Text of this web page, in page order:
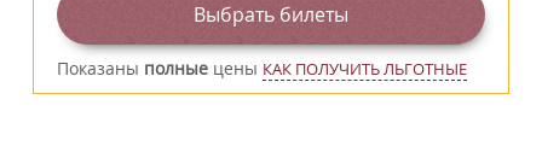
Выбрать билеты
Показаны полные цены КАК ПОЛУЧИТЬ ЛЬГОТНЫЕ